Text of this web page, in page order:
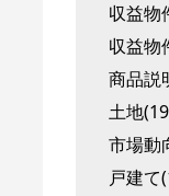
収益物
収益物
商品説
土地
市場動
戸建て